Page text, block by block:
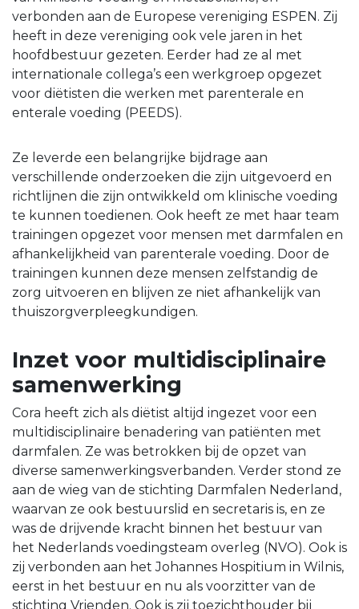
verbonden aan de Europese vereniging ESPEN. Zij
heeft in deze vereniging ook vele jaren in het
hoofdbestuur gezeten. Eerder had ze al met
internationale collega’s een werkgroep opgezet
voor diëtisten die werken met parenterale en
enterale voeding (PEEDS).
Ze leverde een belangrijke bijdrage aan
verschillende onderzoeken die zijn uitgevoerd en
richtlijnen die zijn ontwikkeld om klinische voeding
te kunnen toedienen. Ook heeft ze met haar team
trainingen opgezet voor mensen met darmfalen en
afhankelijkheid van parenterale voeding. Door de
trainingen kunnen deze mensen zelfstandig de
zorg uitvoeren en blijven ze niet afhankelijk van
thuiszorgverpleegkundigen.
Inzet voor multidisciplinaire
samenwerking
Cora heeft zich als diëtist altijd ingezet voor een
multidisciplinaire benadering van patiënten met
darmfalen. Ze was betrokken bij de opzet van
diverse samenwerkingsverbanden. Verder stond ze
aan de wieg van de stichting Darmfalen Nederland,
waarvan ze ook bestuurslid en secretaris is, en ze
was de drijvende kracht binnen het bestuur van
het Nederlands voedingsteam overleg (NVO). Ook is
zij verbonden aan het Johannes Hospitium in Wilnis,
eerst in het bestuur en nu als voorzitter van de
stichting Vrienden. Ook is zij toezichthouder bij